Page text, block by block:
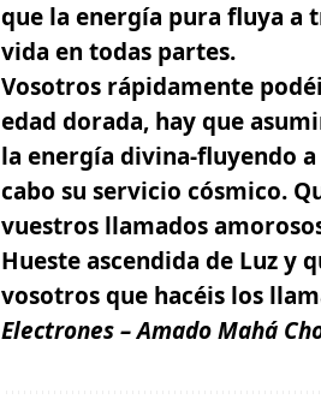
que la energía pura fluya a
vida en todas partes.
Vosotros rápidamente
edad dorada, hay que
la energía divina-fluyendo
cabo su servicio cósmico.
vuestros llamados
Hueste ascendida de Luzy
vosotros que hacéis los
Electrones – Amado Mahá